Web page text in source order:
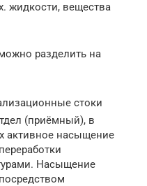
жидкости, вещества
разделить на
стоки
(приёмный), в
активное насыщение
Насыщение